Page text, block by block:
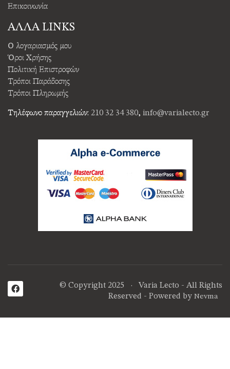
Επικοινωνία
ΑΛΛΑ LINKS
Ο λογαριασμός μου
Όροι Χρήσης
Πολιτική Επιστροφών
Τρόποι Παράδοσης
Τρόποι Πληρωμής
Τηλέφωνο παραγγελιών: 210 32 34 380, info@varialecto.gr
© Copyright 2025 · Varia Lecto - All Rights
Reserved - Powered by Nevma